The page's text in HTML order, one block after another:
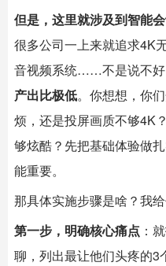
但是，这里就涉及到智能
很多公司一上来就追求4K
音视频系统……不是说不好
产出比极低。你想想，你
烦，还是投屏画质不够4K
够炫酷？先把基础体验做
能重要。
那具体实施步骤是啥？我
第一步，明确核心痛点 ：
聊，列出最让他们头疼的